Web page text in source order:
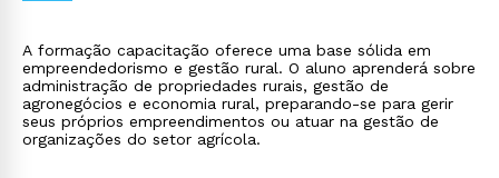
A formação capacitação oferece uma base sólida em
empreendedorismo e gestão rural. O aluno aprenderá sobre
administração de propriedades rurais, gestão de
agronegócios e economia rural, preparando-se para gerir
seus próprios empreendimentos ou atuar na gestão de
organizações do setor agrícola.